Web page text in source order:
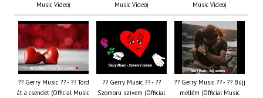
Music Video)
Music Video)
Music Video)
?? Gerry Music ?? - ?? Törd
át a csendet (Official Music
?? Gerry Music ?? - ??
Szomorú szívem (Official
?? Gerry Music ?? - ?? Bújj
mellém (Official Music